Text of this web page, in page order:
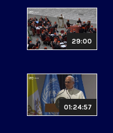
29:00
01:24:57